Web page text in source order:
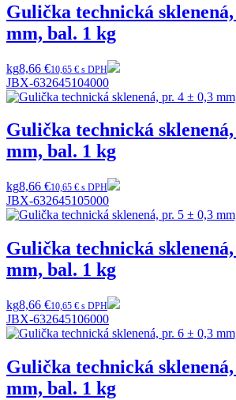
Gulička technická
mm, bal. 1 kg
kg8,66 €10,65 € s DPH
JBX-632645104000
Gulička technická
mm, bal. 1 kg
kg8,66 €10,65 € s DPH
JBX-632645105000
Gulička technická
mm, bal. 1 kg
kg8,66 €10,65 € s DPH
JBX-632645106000
Gulička technická
mm, bal. 1 kg